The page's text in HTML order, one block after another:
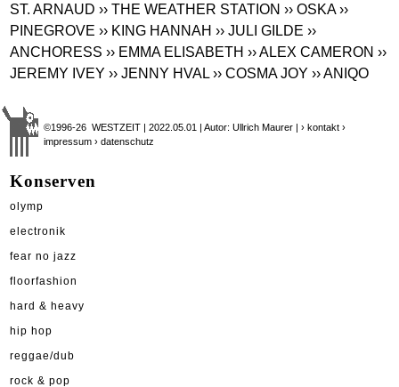
ST. ARNAUD ›› THE WEATHER STATION ›› OSKA ››
PINEGROVE ›› KING HANNAH ›› JULI GILDE ››
ANCHORESS ›› EMMA ELISABETH ›› ALEX CAMERON ››
JEREMY IVEY ›› JENNY HVAL ›› COSMA JOY ›› ANIQO
©1996-26 WESTZEIT | 2022.05.01 | Autor: Ullrich Maurer |› kontakt ›
impressum › datenschutz
Konserven
olymp
electronik
fear no jazz
floorfashion
hard & heavy
hip hop
reggae/dub
rock & pop